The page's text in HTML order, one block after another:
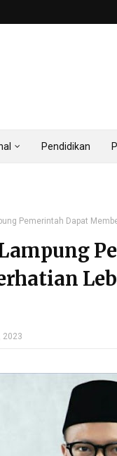
Pendidikan
Pemerintah Dapat
2023